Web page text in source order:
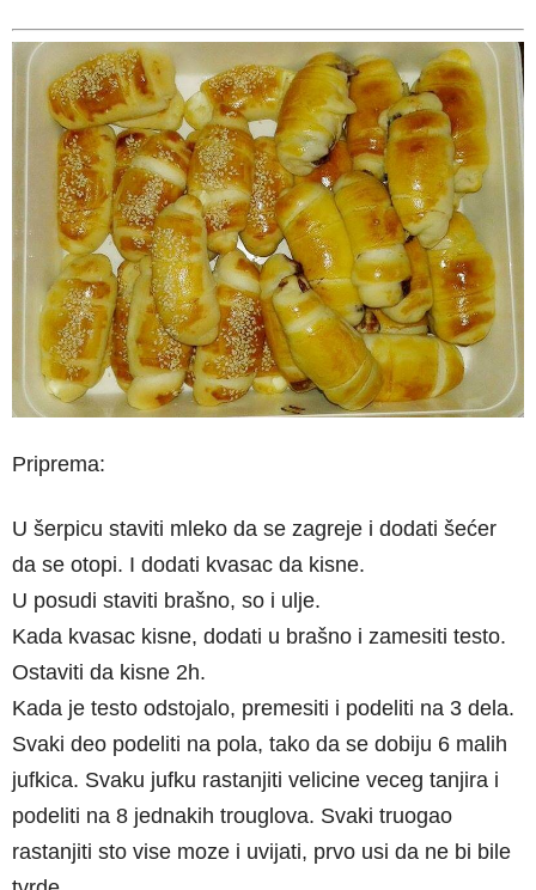
Priprema:
U šerpicu staviti mleko da se zagreje i dodati šećer
da se otopi. I dodati kvasac da kisne.
U posudi staviti brašno, so i ulje.
Kada kvasac kisne, dodati u brašno i zamesiti testo.
Ostaviti da kisne 2h.
Kada je testo odstojalo, premesiti i podeliti na 3 dela.
Svaki deo podeliti na pola, tako da se dobiju 6 malih
jufkica. Svaku jufku rastanjiti velicine veceg tanjira i
podeliti na 8 jednakih trouglova. Svaki truogao
rastanjiti sto vise moze i uvijati, prvo usi da ne bi bile